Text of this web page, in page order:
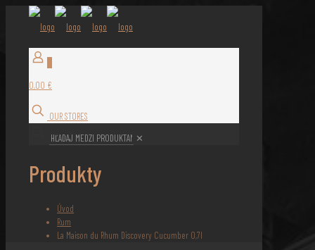
0,00 €
OUR STORES
✕
Produkty
Úvod
Rum
La Maison du Rhum Discovery Cucumber 0,7l